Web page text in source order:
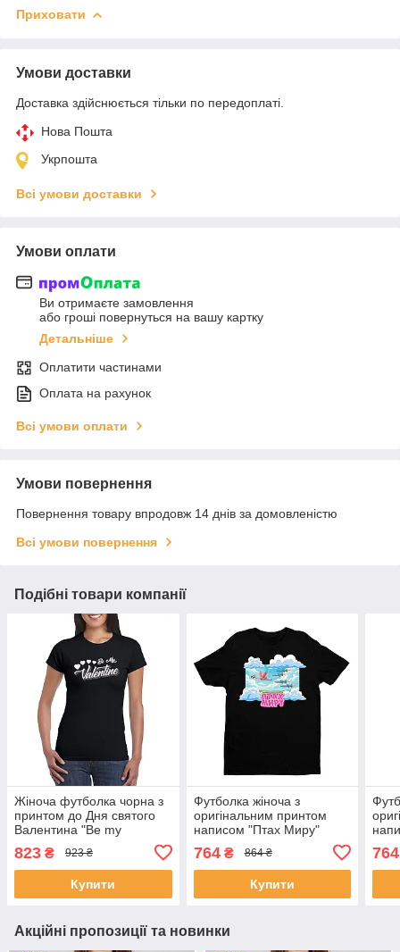
Приховати
Умови доставки
Доставка здійснюється тільки по передоплаті.
Нова Пошта
Укрпошта
Всі умови доставки
Умови оплати
Ви отримаєте замовлення
або гроші повернуться на вашу картку
Детальніше
Оплатити частинами
Оплата на рахунок
Всі умови оплати
Умови повернення
Повернення товару впродовж 14 днів за домовленістю
Всі умови повернення
Подібні товари компанії
Жіноча футболка чорна з
принтом до Дня святого
Валентина "Be my
823 ₴ 923 ₴
Купити
Футболка жіноча з
оригінальним принтом
написом "Птах Миру"
764₴ 864 ₴
Купити
764
Акційні пропозиції та новинки